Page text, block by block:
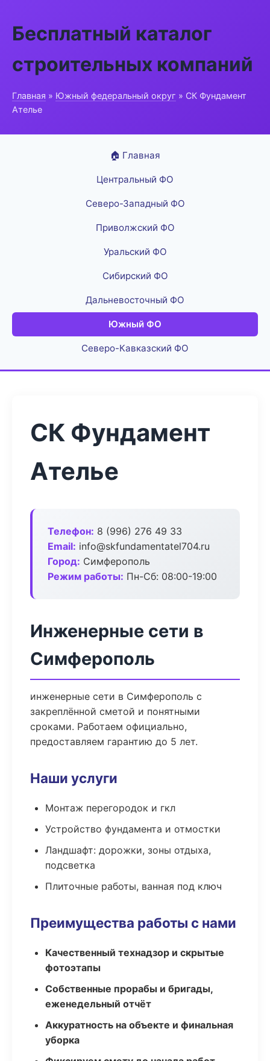
Бесплатный каталог
строительных компаний
Главная » Южный федеральный округ » СК Фундамент
Ателье
🏠 Главная
Центральный ФО
Северо-Западный ФО
Приволжский ФО
Уральский ФО
Сибирский ФО
Дальневосточный ФО
Южный ФО
Северо-Кавказский ФО
СК Фундамент
Ателье
Телефон: 8 (996) 276 49 33
Email: info@skfundamentatel704.ru
Город: Симферополь
Режим работы: Пн-Сб: 08:00-19:00
Инженерные сети в
Симферополь
инженерные сети в Симферополь с
закреплённой сметой и понятными
сроками. Работаем официально,
предоставляем гарантию до 5 лет.
Наши услуги
Монтаж перегородок и гкл
Устройство фундамента и отмостки
Ландшафт: дорожки, зоны отдыха,
подсветка
Плиточные работы, ванная под ключ
Преимущества работы с нами
Качественный технадзор и скрытые
фотоэтапы
Собственные прорабы и бригады,
еженедельный отчёт
Аккуратность на объекте и финальная
уборка